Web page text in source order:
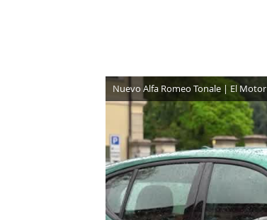
Nuevo Alfa Romeo Tonale | El Motor